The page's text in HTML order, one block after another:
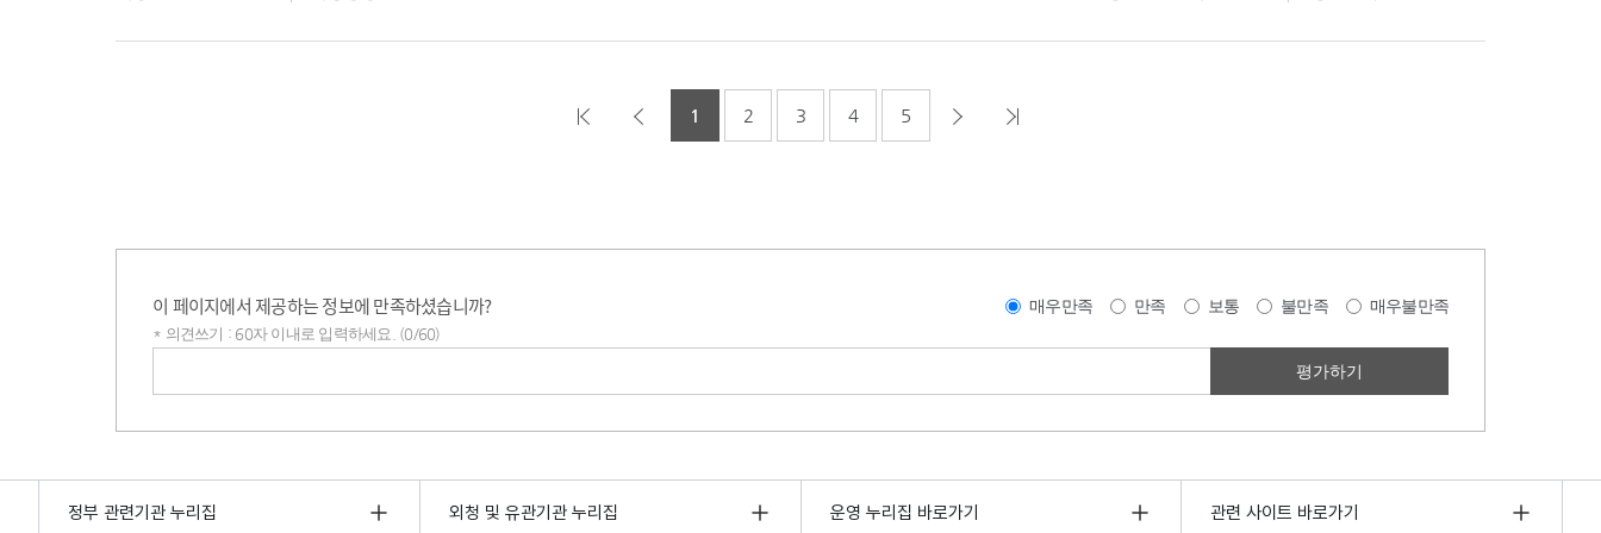
1 2 3 4 5
이 페이지에서 제공하는 정보에 만족하셨습니까? 매우만족 만족 보통 불만족 매우불만족
* 의견쓰기 : 60자 이내로 입력하세요. (0/60)
정부 관련기관 누리집 외청 및 유관기관 누리집 운영 누리집 바로가기 관련 사이트 바로가기